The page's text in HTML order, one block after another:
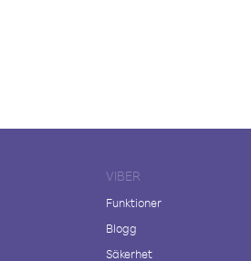
VIBER
Funktioner
Blogg
Säkerhet